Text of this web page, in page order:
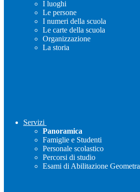
I luoghi
Le persone
I numeri della scuola
Le carte della scuola
Organizzazione
La storia
Servizi
Panoramica
Famiglie e Studenti
Personale scolastico
Percorsi di studio
Esami di Abilitazione Geometra